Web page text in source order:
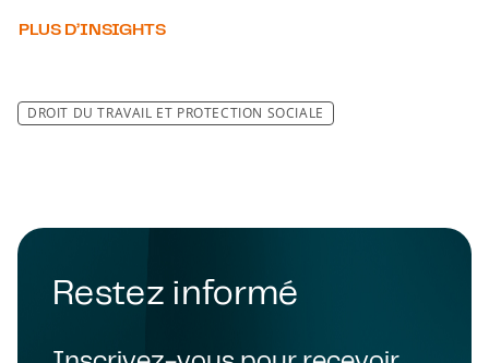
PLUS D’INSIGHTS
DROIT DU TRAVAIL ET PROTECTION SOCIALE
Restez informé